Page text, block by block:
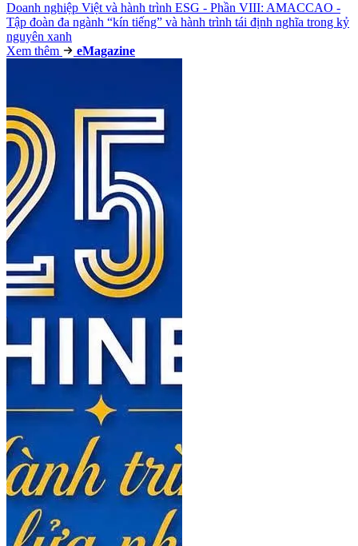
Doanh nghiệp Việt và hành trình ESG - Phần VIII: AMACCAO -
Tập đoàn đa ngành “kín tiếng” và hành trình tái định nghĩa trong kỷ
nguyên xanh
Xem thêm
eMagazine